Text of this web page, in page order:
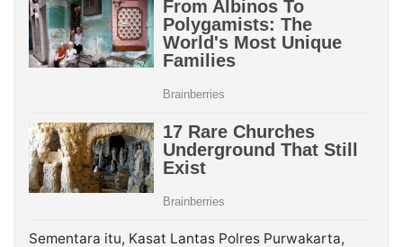
Sementara itu, Kasat Lantas Polres Purwakarta,